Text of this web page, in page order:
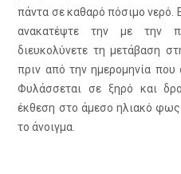
πάντα σε καθαρό πόσιμο νερό.
ανακατέψτε την με την
διευκολύνετε τη μετάβαση
πριν από την ημερομηνία που
Φυλάσσεται σε ξηρό και
έκθεση στο άμεσο ηλιακό
το άνοιγμα.